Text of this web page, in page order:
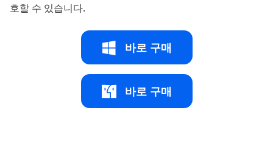
호할 수 있습니다.
바로 구매
바로 구매